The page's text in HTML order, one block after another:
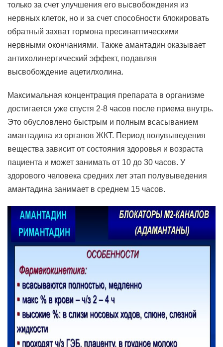
только за счет улучшения его высвобождения из
нервных клеток, но и за счет способности блокировать
обратный захват гормона пресинаптическими
нервными окончаниями. Также амантадин оказывает
антихолинергический эффект, подавляя
высвобождение ацетилхолина.
Максимальная концентрация препарата в организме
достигается уже спустя 2-8 часов после приема внутрь.
Это обусловлено быстрым и полным всасыванием
амантадина из органов ЖКТ. Период полувыведения
вещества зависит от состояния здоровья и возраста
пациента и может занимать от 10 до 30 часов. У
здорового человека средних лет этап полувыведения
амантадина занимает в среднем 15 часов.